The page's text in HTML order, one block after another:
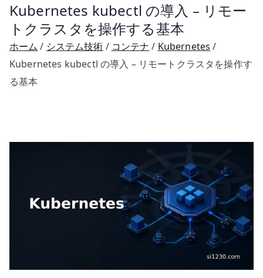
Kubernetes kubectl の導入 – リモー
トクラスタを操作する基本
ホーム システム技術 コンテナ
Kubernetes
Kubernetes kubectl の導入 – リモートクラスタを操作す
る基本